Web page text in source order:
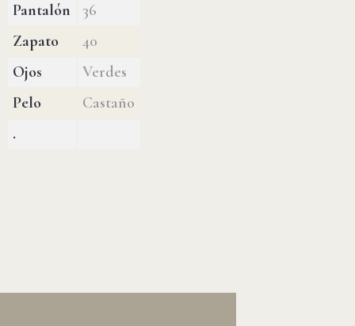
Pantalón
36
Zapato
40
Ojos
Verdes
Pelo
Castaño
.